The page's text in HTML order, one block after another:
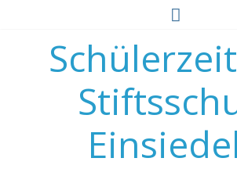
springen